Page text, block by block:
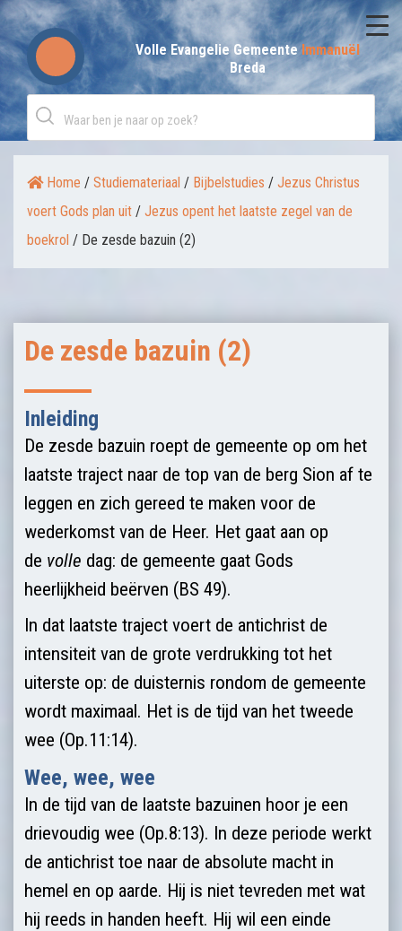
Skip
to
content
Volle Evangelie GemeenteImmanuël
Breda
Home / Studiemateriaal / Bijbelstudies / Jezus Christus
voert Gods plan uit / Jezus opent het laatste zegel van de
boekrol / De zesde bazuin (2)
De zesde bazuin (2)
Inleiding
De zesde bazuin roept de gemeente op ­om het
laatste traject naar de top van de berg Sion af te
leggen en zich gereed te maken voor de
wederkomst van de Heer. Het gaat aan op
de volle dag: de gemeente gaat Gods
heerlijkheid beërven (BS 49).
In dat laatste traject voert de antichrist de
intensiteit van de grote verdrukking tot het
uiterste op: de duisternis rondom de gemeente
wordt maximaal. Het is de tijd van het tweede
wee (Op.11:14).
Wee, wee, wee
In de tijd van de laatste bazuinen hoor je een
drievoudig wee (Op.8:13). In deze periode werkt
de antichrist toe naar de absolute macht in
hemel en op aarde. Hij is niet tevreden met wat
hij reeds in handen heeft. Hij wil een einde